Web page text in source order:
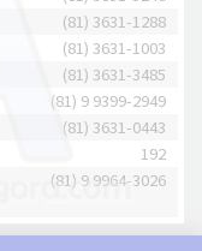
(81) 3631-1288
(81) 3631-1003
(81) 3631-3485
(81) 9 9399-2949
(81) 3631-0443
192
(81) 9 9964-3026